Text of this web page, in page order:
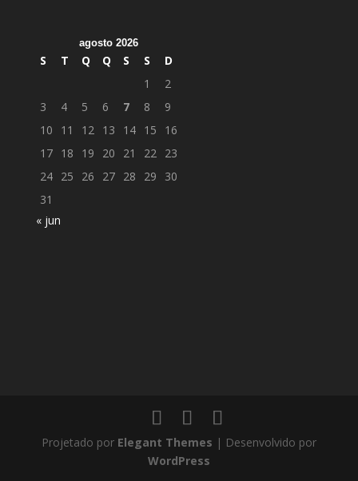
agosto 2026
S T Q Q S S
D
1
2
3
4 5 6 7 8
9
10
11 12 13 14 15
16
17 18 19 20 21 22 23
24 25 26 27 28 29
30
31
« jun
Projetado por Elegant Themes | Desenvolvido por
WordPress